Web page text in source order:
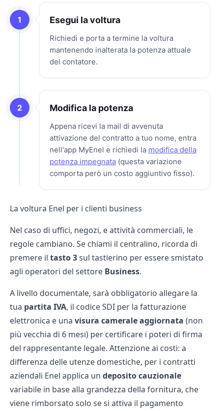
Esegui la voltura
Richiedi e porta a termine la voltura
mantenendo inalterata la potenza attuale
del contatore.
Modifica la potenza
Appena ricevi la mail di avvenuta
attivazione del contratto a tuo nome, entra
nell'app MyEnel e richiedi la modifica della
potenza impegnata (questa variazione
comporta però un costo aggiuntivo fisso).
La voltura Enel per i clienti business
Nel caso di uffici, negozi, e attività commerciali, le
regole cambiano. Se chiami il centralino, ricorda di
premere il tasto 3sul tastierino per essere smistato
agli operatori del settore Business.
A livello documentale, sarà obbligatorio allegare la
tua partita IVA, il codice SDI per la fatturazione
elettronica e una visura camerale aggiornata (non
più vecchia di 6 mesi) per certificare i poteri di firma
del rappresentante legale. Attenzione ai costi: a
differenza delle utenze domestiche, per i contratti
aziendali Enel applica un deposito cauzionale
variabile in base alla grandezza della fornitura, che
viene rimborsato solo se si attiva il pagamento